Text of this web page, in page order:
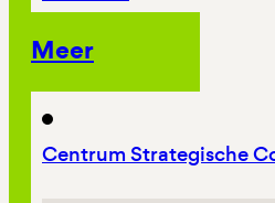
Meer
Centrum Strategische